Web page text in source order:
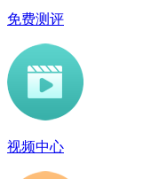
免费测评
视频中心